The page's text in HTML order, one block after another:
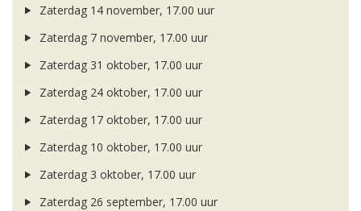
Zaterdag 14 november, 17.00 uur
Zaterdag 7 november, 17.00 uur
Zaterdag 31 oktober, 17.00 uur
Zaterdag 24 oktober, 17.00 uur
Zaterdag 17 oktober, 17.00 uur
Zaterdag 10 oktober, 17.00 uur
Zaterdag 3 oktober, 17.00 uur
Zaterdag 26 september, 17.00 uur